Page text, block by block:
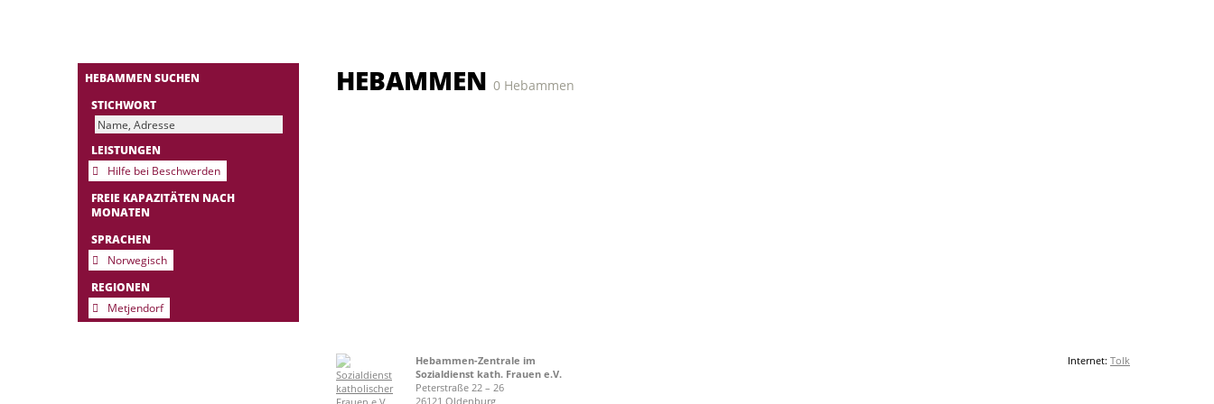
HEBAMMEN SUCHEN
STICHWORT
LEISTUNGEN
Hilfe bei Beschwerden
FREIE KAPAZITÄTEN NACH
MONATEN
SPRACHEN
Norwegisch
REGIONEN
Metjendorf
HEBAMMEN 0 Hebammen
Internet: Tolk
Hebammen-Zentrale im
Sozialdienst kath. Frauen e.V.
Peterstraße 22 – 26
26121 Oldenburg